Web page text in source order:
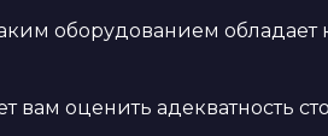
оборудованием
оценить адекватность